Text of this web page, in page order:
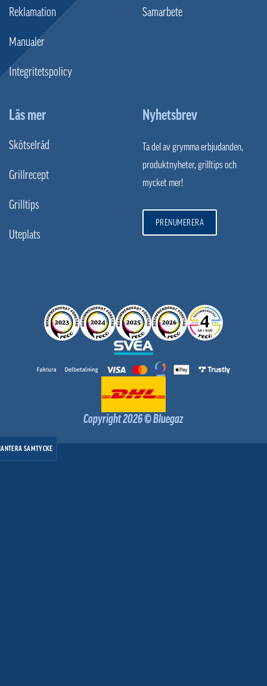
Reklamation
Manualer
Integritetspolicy
Samarbete
Läs mer
Skötselråd
Grillrecept
Grilltips
Uteplats
Nyhetsbrev
Ta del av grymma erbjudanden,
produktnyheter, grilltips och
mycket mer!
PRENUMERERA
Copyright 2026 © Bluegaz
SAMTYCKE